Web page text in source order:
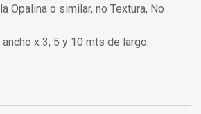
Opalina o similar, no Textura, No
x 3, 5 y 10 mts de largo.